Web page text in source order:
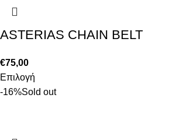
ASTERIAS CHAIN BELT
€75,00
Επιλογή
-16%Sold out